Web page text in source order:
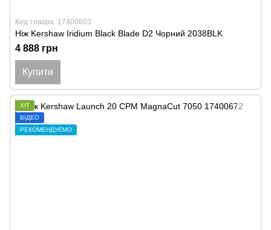
Код товара: 17400603
Ніж Kershaw Iridium Black Blade D2 Чорний 2038BLK
4 888 грн
Купити
ХІТ
ВІДЕО
РЕКОМЕНДУЄМО